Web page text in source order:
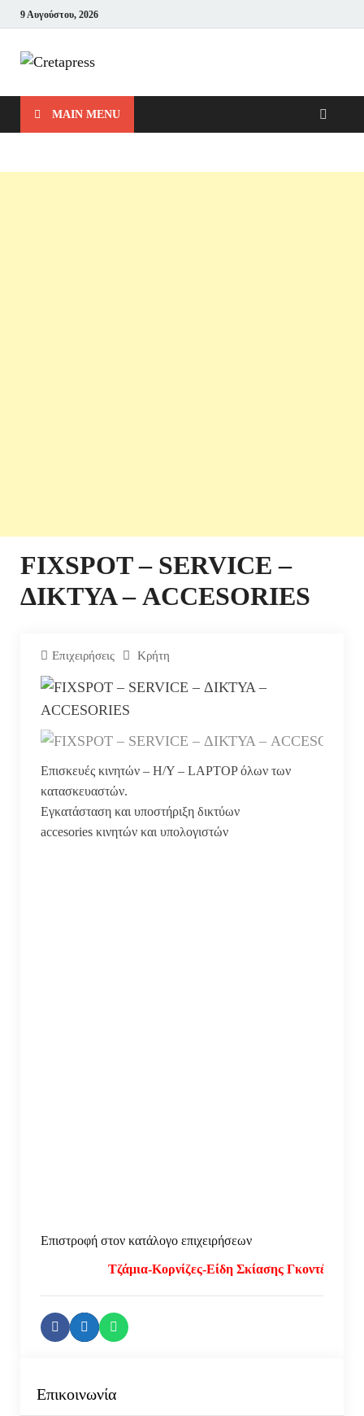
9 Αυγούστου, 2026
Cretapress
MAIN MENU
FIXSPOT – SERVICE –
ΔΙΚΤΥΑ – ACCESORIES
Επιχειρήσεις Κρήτη
Επισκευές κινητών – H/Y – LAPTOP όλων των
κατασκευαστών.
Εγκατάσταση και υποστήριξη δικτύων
accesories κινητών και υπολογιστών
Επιστροφή στον κατάλογο επιχειρήσεων
Τζάμια-Κορνίζες-Είδη Σκίασης Γκοντές. Τηλ.
Επικοινωνία